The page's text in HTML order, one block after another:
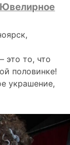
то, что
половинке!
украшение,